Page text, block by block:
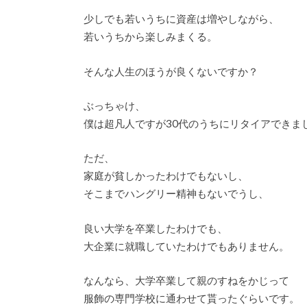
少しでも若いうちに資産は増やしながら、
若いうちから楽しみまくる。
そんな人生のほうが良くないですか？
ぶっちゃけ、
僕は超凡人ですが30代のうちにリタイアできま
ただ、
家庭が貧しかったわけでもないし、
そこまでハングリー精神もないでうし、
良い大学を卒業したわけでも、
大企業に就職していたわけでもありません。
なんなら、大学卒業して親のすねをかじって
服飾の専門学校に通わせて貰ったぐらいです。